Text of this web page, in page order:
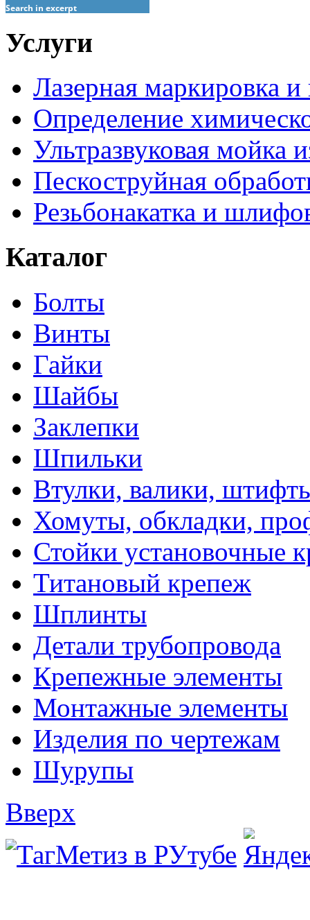
Search in excerpt
Услуги
Лазерная маркировка и
Определение
Ультразвуковая мойка
Пескоструйная
Резьбонакатка и
Каталог
Болты
Винты
Гайки
Шайбы
Заклепки
Шпильки
Втулки, валики,
Хомуты, обкладки,
Стойки установочные
Титановый крепеж
Шплинты
Детали трубопровода
Крепежные элементы
Монтажные элементы
Изделия по чертежам
Шурупы
Вверх